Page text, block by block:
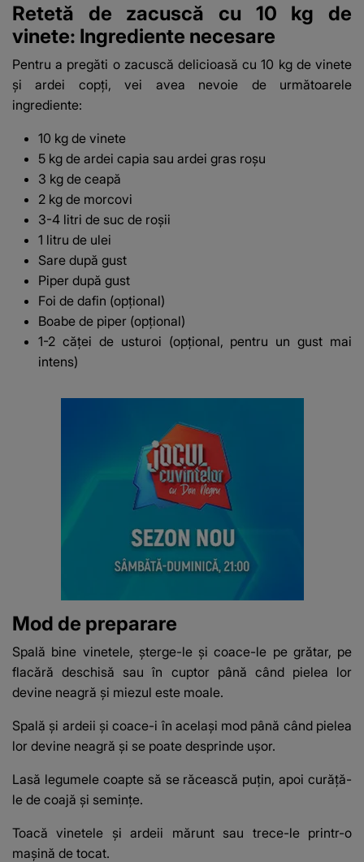
Retetă de zacuscă cu 10 kg de
vinete: Ingrediente necesare
Pentru a pregăti o zacuscă delicioasă cu 10 kg de vinete
și ardei copți, vei avea nevoie de următoarele
ingrediente:
10 kg de vinete
5 kg de ardei capia sau ardei gras roșu
3 kg de ceapă
2 kg de morcovi
3-4 litri de suc de roșii
1 litru de ulei
Sare după gust
Piper după gust
Foi de dafin (opțional)
Boabe de piper (opțional)
1-2 căței de usturoi (opțional, pentru un gust mai
intens)
Mod de preparare
Spală bine vinetele, șterge-le și coace-le pe grătar, pe
flacără deschisă sau în cuptor până când pielea lor
devine neagră și miezul este moale.
Spală și ardeii și coace-i în același mod până când pielea
lor devine neagră și se poate desprinde ușor.
Lasă legumele coapte să se răcească puțin, apoi curăță-
le de coajă și semințe.
Toacă vinetele și ardeii mărunt sau trece-le printr-o
mașină de tocat.